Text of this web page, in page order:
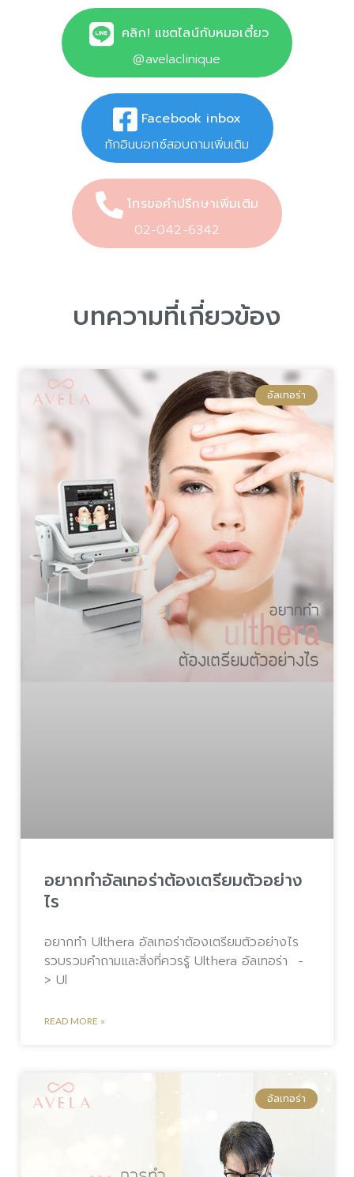
คลิก! แชตไลน์กับหมอเตี๋ยว
@avelaclinique
Facebook inbox
ทักอินบอกซ์สอบถามเพิ่มเติม
โทรขอคำปรึกษาเพิ่มเติม
02-042-6342
บทความที่เกี่ยวข้อง
อัลเทอร่า
อยากทำอัลเทอร่าต้องเตรียมตัวอย่าง
ไร
อยากทำ Ulthera อัลเทอร่าต้องเตรียมตัวอย่างไร
รวบรวมคำถามและสิ่งที่ควรรู้ Ulthera อัลเทอร่า -
> Ul
READ MORE »
อัลเทอร่า